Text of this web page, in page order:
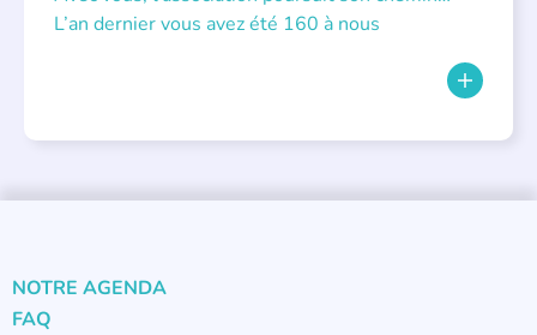
L’an dernier vous avez été 160 à nous
NOTRE AGENDA
FAQ